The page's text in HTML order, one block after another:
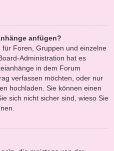
anfügen?
Foren, Gruppen und einzelne
Administration hat es
in dem Forum
verfassen möchten, oder nur
hochladen. Sie können einen
sich nicht sicher sind, wieso Sie